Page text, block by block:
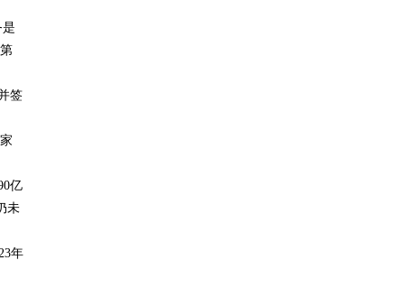
签
亿
未
年